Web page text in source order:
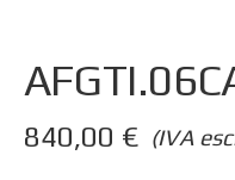
(IVA
840,00 €